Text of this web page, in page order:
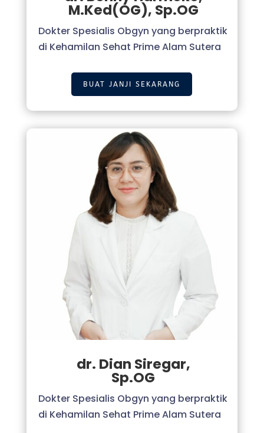
M.Ked(OG), Sp.OG
Dokter Spesialis Obgyn yang berpraktik
di Kehamilan Sehat Prime Alam Sutera
BUAT JANJI SEKARANG
dr. Dian Siregar,
Sp.OG
Dokter Spesialis Obgyn yang berpraktik
di Kehamilan Sehat Prime Alam Sutera